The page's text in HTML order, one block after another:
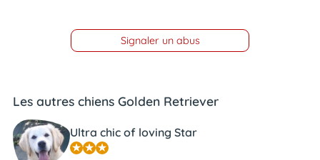
Signaler un abus
Les autres chiens Golden Retriever
Ultra chic of loving Star